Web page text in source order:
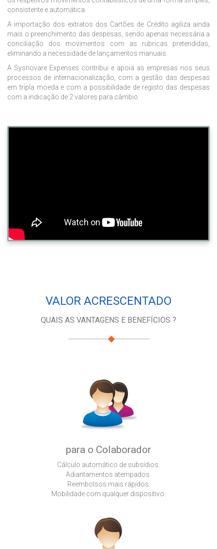
consistente e automática.
A importação dos extratos dos Cartões de Crédito agiliza ainda
mais o preenchimento das despesas, sendo apenas necessária a
conciliação dos movimentos com as rubricas pretendidas,
eliminando a necessidade de lançamentos manuais.
A Sysnovare Expenses contribui e apoia as empresas nos seus
processos de internacionalização, com a gestão das despesas
em tripla moeda e com a possibilidade de registo das despesas
com a indicação de 2 valores para câmbio.
VALOR ACRESCENTADO
QUAIS AS VANTAGENS E BENEFÍCIOS ?
para o Colaborador
Cálculo automático de subsídios.
Adiantamentos atempados.
Reembolsos mais rápidos.
Mobilidade com qualquer dispositivo.